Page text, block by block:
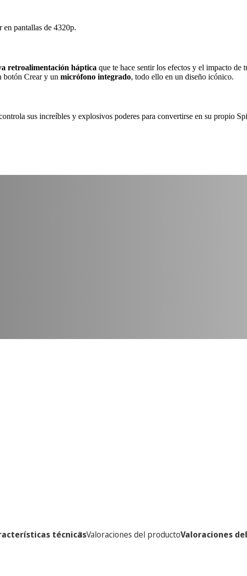
en pantallas de 4320p.
retroalimentación háptica que te hace sentir los efectos y el impacto de
botón Crear y un micrófono integrado, todo ello en un diseño icónico.
sus increíbles y explosivos poderes para convertirse en su propio
técnicasValoraciones del productoValoraciones